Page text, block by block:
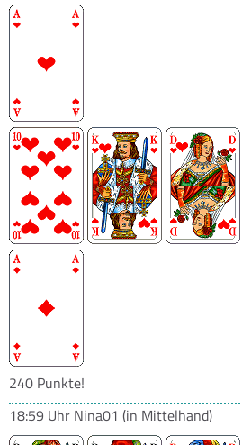
240 Punkte!
18:59 Uhr Nina01 (in Mittelhand)